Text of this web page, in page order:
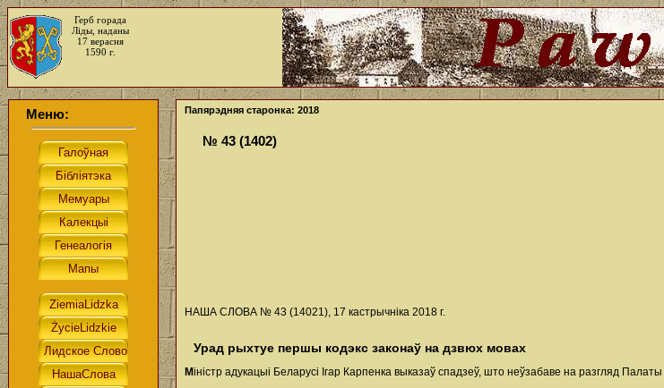
Герб горада
Ліды, наданы
17 верасня
1590 г.
Меню: Папярэдняя старонка: 2018
№ 43 (1402)
НАША СЛОВА № 43 (14021), 17 кастрычніка 2018 г.
Урад рыхтуе першы кодэкс законаў на дзвюх мовах
Міністр адукацыі Беларусі Ігар Карпенка выказаў спадзеў, што неўзабаве на разгляд